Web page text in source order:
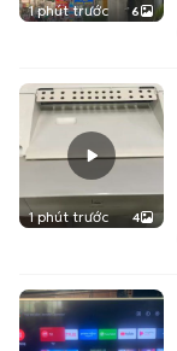
1 phút trước 6
1 phút trước 4